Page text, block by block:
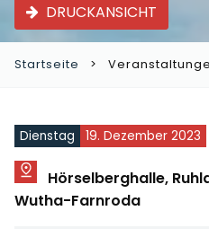
DRUCKANSICHT
Startseite
Dienstag 19. Dezember 2023
Hörselberghalle,
Wutha-Farnroda